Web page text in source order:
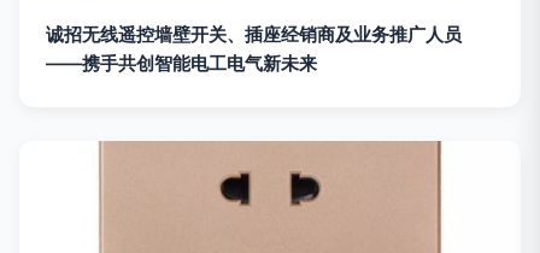
诚招无线遥控墙壁开关、插座经销商及业务推广人员
——携手共创智能电工电气新未来